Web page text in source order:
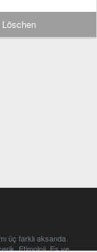
Löschen
üç farklı aksanda
Etimoloji, Eş ve